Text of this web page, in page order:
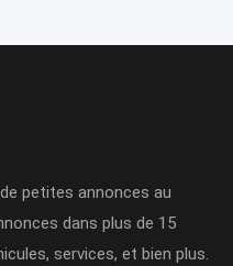
petites annonces au
dans plus de 15
services, et bien plus.